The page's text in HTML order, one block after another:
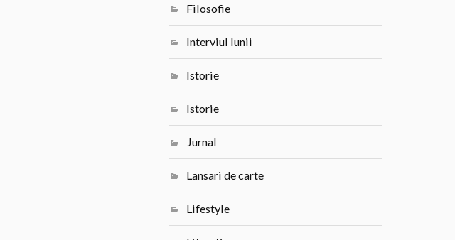
Filosofie
Interviul lunii
Istorie
Istorie
Jurnal
Lansari de carte
Lifestyle